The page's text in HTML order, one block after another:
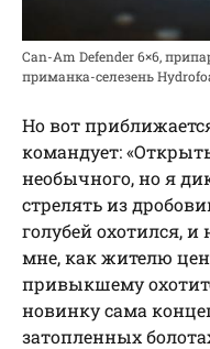
Can-Am Defender 6×6,
приманка-селезень
Но вот
командует:
необычного, но я
стрелять из
голубей охотился, и
мне, как жителю
привыкшему
новинку сама
затопленных